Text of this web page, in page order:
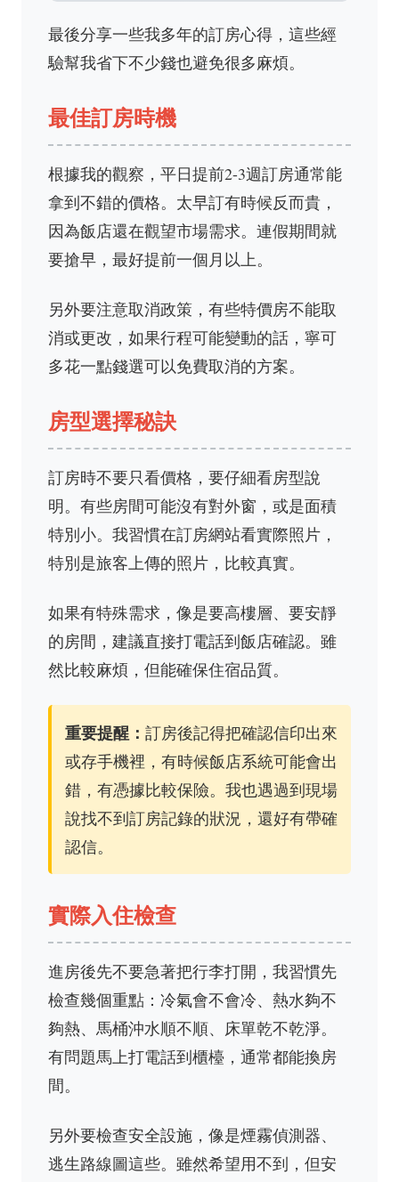
最後分享一些我多年的訂房心得，這些經
驗幫我省下不少錢也避免很多麻煩。
最佳訂房時機
根據我的觀察，平日提前2-3週訂房通常能
拿到不錯的價格。太早訂有時候反而貴，
因為飯店還在觀望市場需求。連假期間就
要搶早，最好提前一個月以上。
另外要注意取消政策，有些特價房不能取
消或更改，如果行程可能變動的話，寧可
多花一點錢選可以免費取消的方案。
房型選擇秘訣
訂房時不要只看價格，要仔細看房型說
明。有些房間可能沒有對外窗，或是面積
特別小。我習慣在訂房網站看實際照片，
特別是旅客上傳的照片，比較真實。
如果有特殊需求，像是要高樓層、要安靜
的房間，建議直接打電話到飯店確認。雖
然比較麻煩，但能確保住宿品質。
重要提醒： 訂房後記得把確認信印出來
或存手機裡，有時候飯店系統可能會出
錯，有憑據比較保險。我也遇過到現場
說找不到訂房記錄的狀況，還好有帶確
認信。
實際入住檢查
進房後先不要急著把行李打開，我習慣先
檢查幾個重點：冷氣會不會冷、熱水夠不
夠熱、馬桶沖水順不順、床單乾不乾淨。
有問題馬上打電話到櫃檯，通常都能換房
間。
另外要檢查安全設施，像是煙霧偵測器、
逃生路線圖這些。雖然希望用不到，但安